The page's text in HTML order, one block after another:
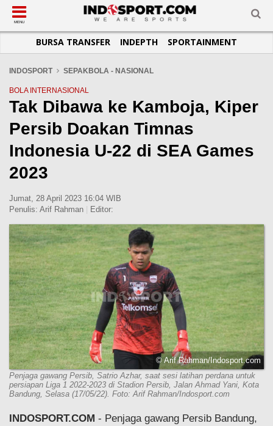
SUB-MENU
SEPAKBOLA
LIGA INGGRIS
LIGA ITALIA
LIGA SPANYOL
LIGA CHAMPIONS
LIGA PRANCIS
LIGA EUROPA
SUB-MENU
SPORTAINMENT
SUB-MENU
OTOMOTIF
OTOMANIA
SUB-MENU
BASKET
FUTSAL
OLIMPIK
E-SPORT
SUB-MENU
JADWAL
SUB-MENU
TOPIK HARI INI
INFOGRAFIS
GALERI FOTO
TEMPAT OLAHRAGA
PASUKAN SEHAT
MENU
BURSA TRANSFER INDEPTH SPORTAINMENT
INDOSPORT SEPAKBOLA - NASIONAL
BOLA INTERNASIONAL
Tak Dibawa ke Kamboja, Kiper
Persib Doakan Timnas
Indonesia U-22 di SEA Games
2023
Jumat, 28 April 2023 16:04 WIB
Penulis: Arif Rahman Editor:
© Arif Rahman/Indosport.com
Penjaga gawang Persib, Satrio Azhar, saat sesi latihan perdana untuk
persiapan Liga 1 2022-2023 di Stadion Persib, Jalan Ahmad Yani, Kota
Bandung, Selasa (17/05/22). Foto: Arif Rahman/Indosport.com
INDOSPORT.COM - Penjaga gawang Persib Bandung,